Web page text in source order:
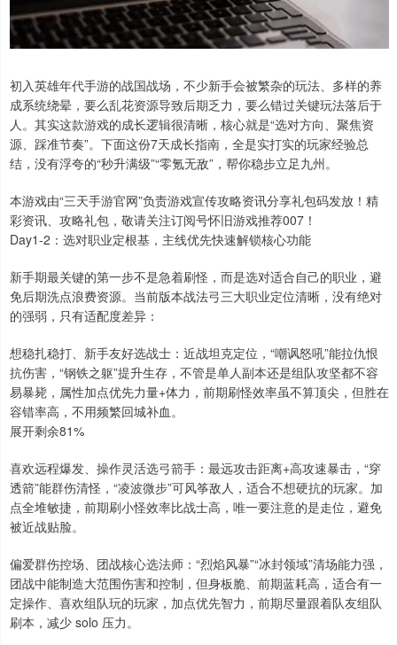
初入英雄年代手游的战国战场，不少新手会被繁杂的玩法、多样的养
成系统绕晕，要么乱花资源导致后期乏力，要么错过关键玩法落后于
人。其实这款游戏的成长逻辑很清晰，核心就是“选对方向、聚焦资
源、踩准节奏”。下面这份7天成长指南，全是实打实的玩家经验总
结，没有浮夸的“秒升满级”“零氪无敌”，帮你稳步立足九州。
本游戏由“三天手游官网”负责游戏宣传攻略资讯分享礼包码发放！精
彩资讯、攻略礼包，敬请关注订阅号怀旧游戏推荐007！
Day1-2：选对职业定根基，主线优先快速解锁核心功能
新手期最关键的第一步不是急着刷怪，而是选对适合自己的职业，避
免后期洗点浪费资源。当前版本战法弓三大职业定位清晰，没有绝对
的强弱，只有适配度差异：
想稳扎稳打、新手友好选战士：近战坦克定位，“嘲讽怒吼”能拉仇恨
抗伤害，“钢铁之躯”提升生存，不管是单人副本还是组队攻坚都不容
易暴毙，属性加点优先力量+体力，前期刷怪效率虽不算顶尖，但胜在
容错率高，不用频繁回城补血。
展开剩余81%
喜欢远程爆发、操作灵活选弓箭手：最远攻击距离+高攻速暴击，“穿
透箭”能群伤清怪，“凌波微步”可风筝敌人，适合不想硬抗的玩家。加
点全堆敏捷，前期刷小怪效率比战士高，唯一要注意的是走位，避免
被近战贴脸。
偏爱群伤控场、团战核心选法师：“烈焰风暴”“冰封领域”清场能力强，
团战中能制造大范围伤害和控制，但身板脆、前期蓝耗高，适合有一
定操作、喜欢组队玩的玩家，加点优先智力，前期尽量跟着队友组队
刷本，减少 solo 压力。